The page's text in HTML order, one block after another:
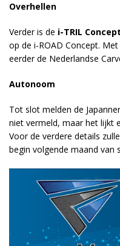
Overhellen
Verder is de i-TRIL Concept
op de i-ROAD Concept.
eerder de Nederlandse
Autonoom
Tot slot melden de
niet vermeld, maar het lijkt
Voor de verdere details
begin volgende maand van